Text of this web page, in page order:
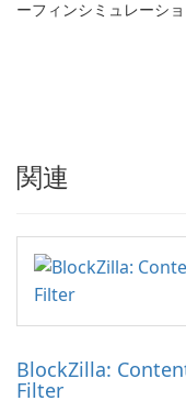
ーフィンシミュレーシ
関連
BlockZilla:
Filter